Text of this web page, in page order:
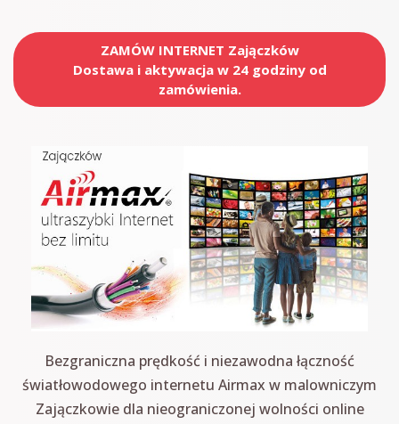
ZAMÓW INTERNET Zajączków
Dostawa i aktywacja w 24 godziny od
zamówienia.
Bezgraniczna prędkość i niezawodna łączność
światłowodowego internetu Airmax w malowniczym
Zajączkowie dla nieograniczonej wolności online